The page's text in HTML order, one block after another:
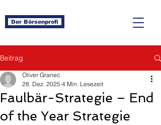
Der Börsenprofi
Beitrag
Faulbär-Strategie – End
of the Year Strategie
Oliver Granec
28. Dez. 2025 4 Min. Lesezeit